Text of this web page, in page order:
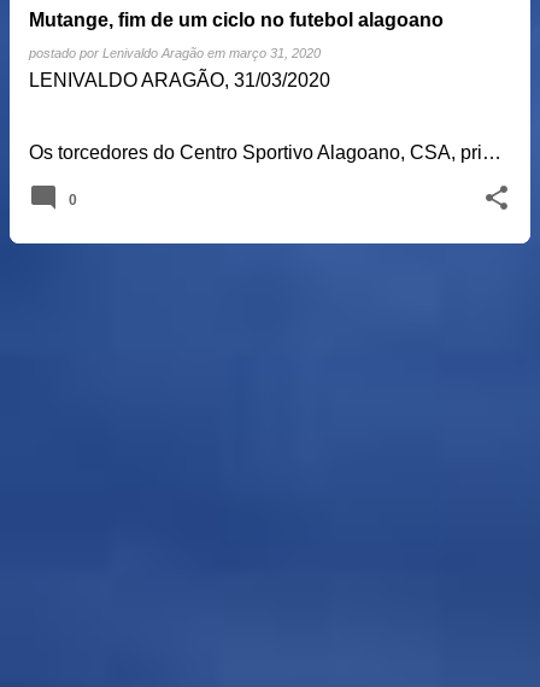
Mutange, fim de um ciclo no futebol alagoano
postado por Lenivaldo Aragão em março 31, 2020
LENIVALDO ARAGÃO, 31/03/2020
Os torcedores do Centro Sportivo Alagoano, CSA, pri…
0